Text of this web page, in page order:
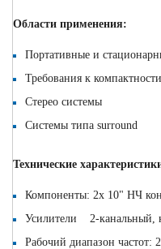
Области применения:
Портативные и
Требования к
Стерео системы
Системы типа surround
Технические
Компоненты: 2х 10" НЧ
Усилители 2-канальный,
Рабочий диапазон частот: